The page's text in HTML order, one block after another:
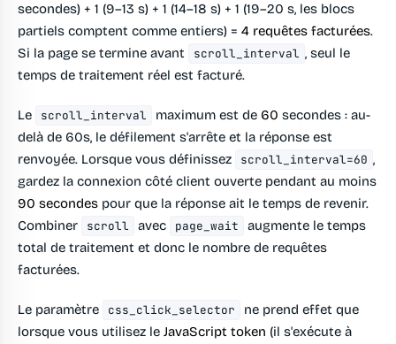
secondes) + 1 (9–13 s) + 1 (14–18 s) + 1 (19–20 s, les blocs
partiels comptent comme entiers) = 4 requêtes facturées.
Si la page se termine avant
scroll_interval , seul le
temps de traitement réel est facturé.
Le scroll_interval maximum est de 60 secondes : au-
delà de 60s, le défilement s'arrête et la réponse est
renvoyée. Lorsque vous définissez
scroll_interval=60 ,
gardez la connexion côté client ouverte pendant au moins
90 secondes pour que la réponse ait le temps de revenir.
Combiner
scroll avec page_wait
augmente le temps
total de traitement et donc le nombre de requêtes
facturées.
Le paramètre css_click_selector
ne prend effet que
lorsque vous utilisez le JavaScript token (il s'exécute à